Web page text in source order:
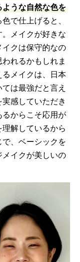
うな自然な色を
で仕上げると、
メイクが好きな
クは保守的なの
れるかもしれま
メイクは、日本
は最強だと言え
感していただき
からこそ応用が
解しているから
、ベーシックを
イクが美しいの